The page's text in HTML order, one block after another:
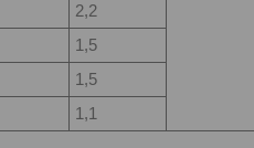
2,2
1,5
1,5
1,1